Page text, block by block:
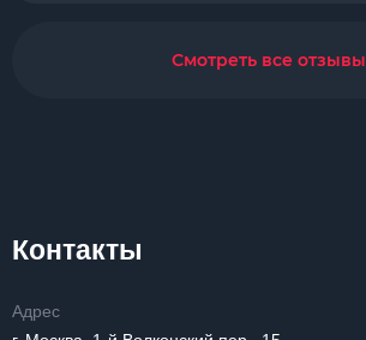
Смотреть все отзывы
Контакты
Адрес